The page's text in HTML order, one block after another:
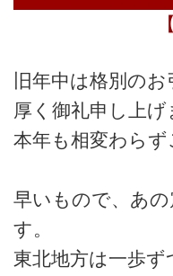
旧年中は格別の
厚く御礼申し上げ
本年も相変わら
早いもので、あ
す。
東北地方は一歩